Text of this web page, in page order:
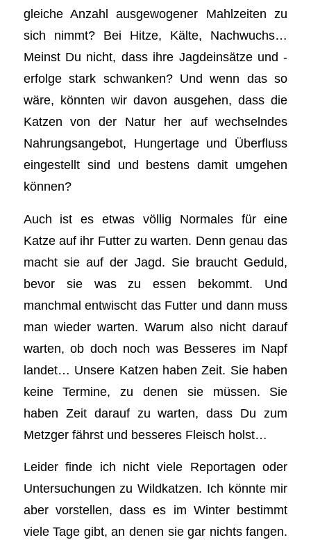
gleiche Anzahl ausgewogener Mahlzeiten zu
sich nimmt? Bei Hitze, Kälte, Nachwuchs…
Meinst Du nicht, dass ihre Jagdeinsätze und -
erfolge stark schwanken? Und wenn das so
wäre, könnten wir davon ausgehen, dass die
Katzen von der Natur her auf wechselndes
Nahrungsangebot, Hungertage und Überfluss
eingestellt sind und bestens damit umgehen
können?
Auch ist es etwas völlig Normales für eine
Katze auf ihr Futter zu warten. Denn genau das
macht sie auf der Jagd. Sie braucht Geduld,
bevor sie was zu essen bekommt. Und
manchmal entwischt das Futter und dann muss
man wieder warten. Warum also nicht darauf
warten, ob doch noch was Besseres im Napf
landet… Unsere Katzen haben Zeit. Sie haben
keine Termine, zu denen sie müssen. Sie
haben Zeit darauf zu warten, dass Du zum
Metzger fährst und besseres Fleisch holst…
Leider finde ich nicht viele Reportagen oder
Untersuchungen zu Wildkatzen. Ich könnte mir
aber vorstellen, dass es im Winter bestimmt
viele Tage gibt, an denen sie gar nichts fangen.